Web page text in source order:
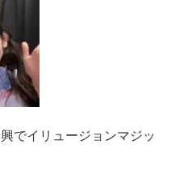
でイリュージョンマジッ